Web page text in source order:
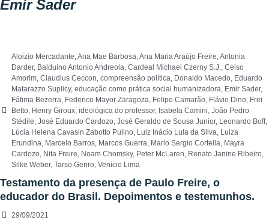
Emir Sader
Aloizio Mercadante,Ana Mae Barbosa,Ana Maria Araújo Freire,Antonia
Darder, Balduino Antonio Andreola, Cardeal Michael Czerny S.J., Celso
Amorim, Claudius Ceccon, compreensão política, Donaldo Macedo, Eduardo
Matarazzo Suplicy, educação como prática social humanizadora, Emir Sader,
Fátima Bezerra, Federico Mayor Zaragoza, Felipe Camarão, Flávio Dino, Frei
Betto, Henry Giroux, ideológica do professor, Isabela Camini, João Pedro
Stédile, José Eduardo Cardozo, José Geraldo de Sousa Junior, Leonardo Boff,
Lúcia Helena Cavasin Zabotto Pulino, Luiz Inácio Lula da Silva, Luiza
Erundina, Marcelo Barros, Marcos Guerra, Mario Sergio Cortella, Mayra
Cardozo, Nita Freire, Noam Chomsky, Peter McLaren, Renato Janine Ribeiro,
Silke Weber, Tarso Genro, Venício Lima
Testamento da presença de Paulo Freire, o
educador do Brasil. Depoimentos e testemunhos.
29/09/2021